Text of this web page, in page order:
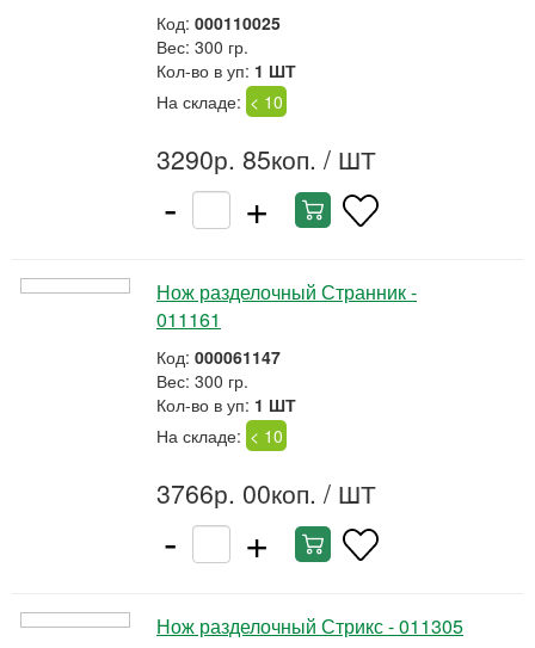
Код: 000110025
Вес: 300 гр.
Кол-во в уп: 1 ШТ
На складе: < 10
3290р. 85коп. / ШТ
- +
Нож разделочный Странник -
011161
Код: 000061147
Вес: 300 гр.
Кол-во в уп: 1 ШТ
На складе: < 10
3766р. 00коп. / ШТ
- +
Нож разделочный Стрикс - 011305